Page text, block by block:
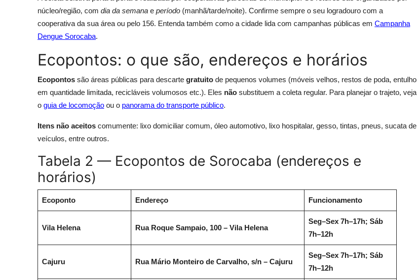
núcleo/região, com dia da semana e período (manhã/tarde/noite). Confirme sempre o seu logradouro com a
cooperativa da sua área ou pelo 156. Entenda também como a cidade lida com campanhas públicas em Campanha
Dengue Sorocaba.
Ecopontos: o que são, endereços e horários
Ecopontos são áreas públicas para descarte gratuito de pequenos volumes (móveis velhos, restos de poda, entulho
em quantidade limitada, recicláveis volumosos etc.). Eles não substituem a coleta regular. Para planejar o trajeto, veja
o guia de locomoção ou o panorama do transporte público.
Itens não aceitos comumente: lixo domiciliar comum, óleo automotivo, lixo hospitalar, gesso, tintas, pneus, sucata de
veículos, entre outros.
Tabela 2 — Ecopontos de Sorocaba (endereços e
horários)
Ecoponto Endereço Funcionamento
Vila Helena Rua Roque Sampaio, 100 – Vila Helena
Seg–Sex 7h–17h; Sáb
7h–12h
Cajuru Rua Mário Monteiro de Carvalho, s/n – Cajuru
Seg–Sex 7h–17h; Sáb
7h–12h